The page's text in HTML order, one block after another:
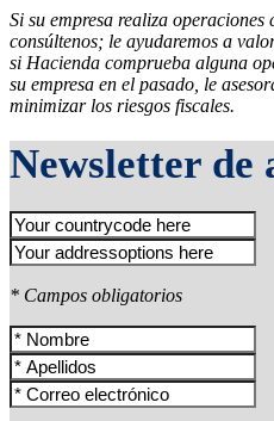
Si su empresa realiza operaciones
consúltenos; le ayudaremos a
si Hacienda comprueba alguna
su empresa en el pasado, le
minimizar los riesgos fiscales.
Newsletter de
* Campos obligatorios